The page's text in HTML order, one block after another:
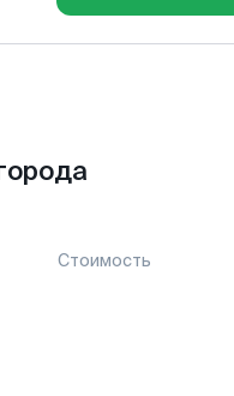
Стоимость